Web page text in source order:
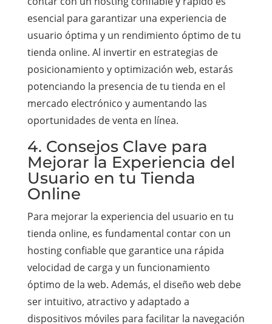
esencial para garantizar una experiencia de
usuario óptima y un rendimiento óptimo de tu
tienda online. Al invertir en estrategias de
posicionamiento y optimización web, estarás
potenciando la presencia de tu tienda en el
mercado electrónico y aumentando las
oportunidades de venta en línea.
4. Consejos Clave para
Mejorar la Experiencia del
Usuario en tu Tienda
Online
Para mejorar la experiencia del usuario en tu
tienda online, es fundamental contar con un
hosting confiable que garantice una rápida
velocidad de carga y un funcionamiento
óptimo de la web. Además, el diseño web debe
ser intuitivo, atractivo y adaptado a
dispositivos móviles para facilitar la navegación